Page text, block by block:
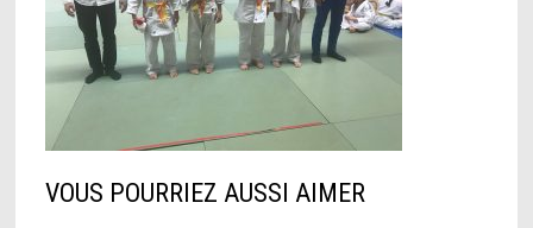
VOUS POURRIEZ AUSSI AIMER